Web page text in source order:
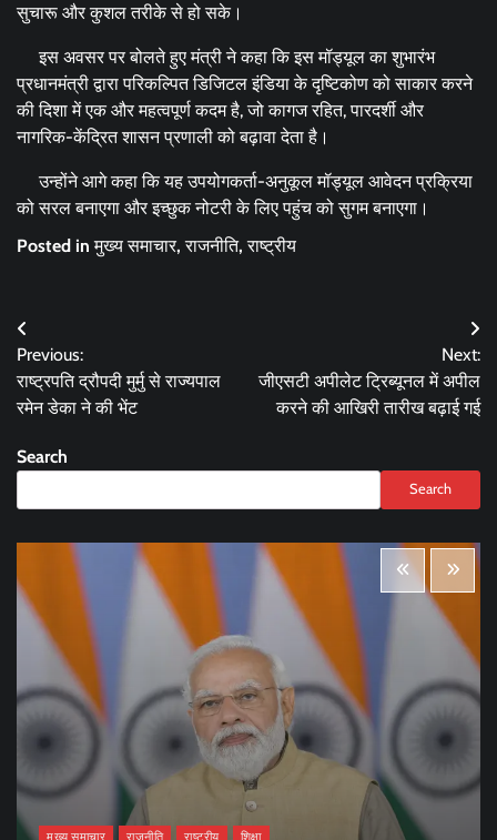
सुचारू और कुशल तरीके से हो सके।
इस अवसर पर बोलते हुए मंत्री ने कहा कि इस मॉड्यूल का शुभारंभ
प्रधानमंत्री द्वारा परिकल्पित डिजिटल इंडिया के दृष्टिकोण को साकार करने
की दिशा में एक और महत्वपूर्ण कदम है, जो कागज रहित, पारदर्शी और
नागरिक-केंद्रित शासन प्रणाली को बढ़ावा देता है।
उन्होंने आगे कहा कि यह उपयोगकर्ता-अनुकूल मॉड्यूल आवेदन प्रक्रिया
को सरल बनाएगा और इच्छुक नोटरी के लिए पहुंच को सुगम बनाएगा।
Posted inमुख्य समाचार,राजनीति,राष्ट्रीय
Post
navigation
Previous:
राष्ट्रपति द्रौपदी मुर्मु से राज्यपाल
रमेन डेका ने की भेंट
Next:
जीएसटी अपीलेट ट्रिब्यूनल में अपील
करने की आखिरी तारीख बढ़ाई गई
Search
Search